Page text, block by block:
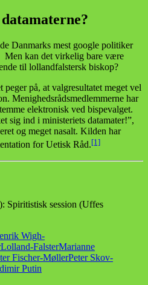
Danmarks mest google politiker
Men kan det virkelig bare være
til lollandfalstersk biskop?
på, at valgresultatet meget vel
Menighedsrådsmedlemmerne har
elektronisk ved bispevalget.
sig ind i ministeriets datamater!”,
og meget nasalt. Kilden har
for Uetisk Råd.[1]
Spiritistisk session (Uffes
Wigh-
Lolland-FalsterMarianne
Fischer-MøllerPeter Skov-
Putin